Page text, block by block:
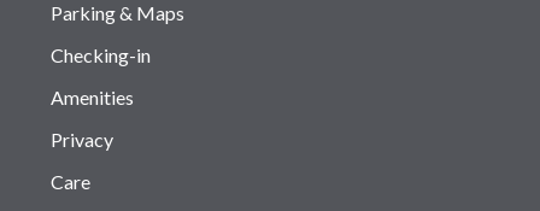
Parking & Maps
Checking-in
Amenities
Privacy
Care